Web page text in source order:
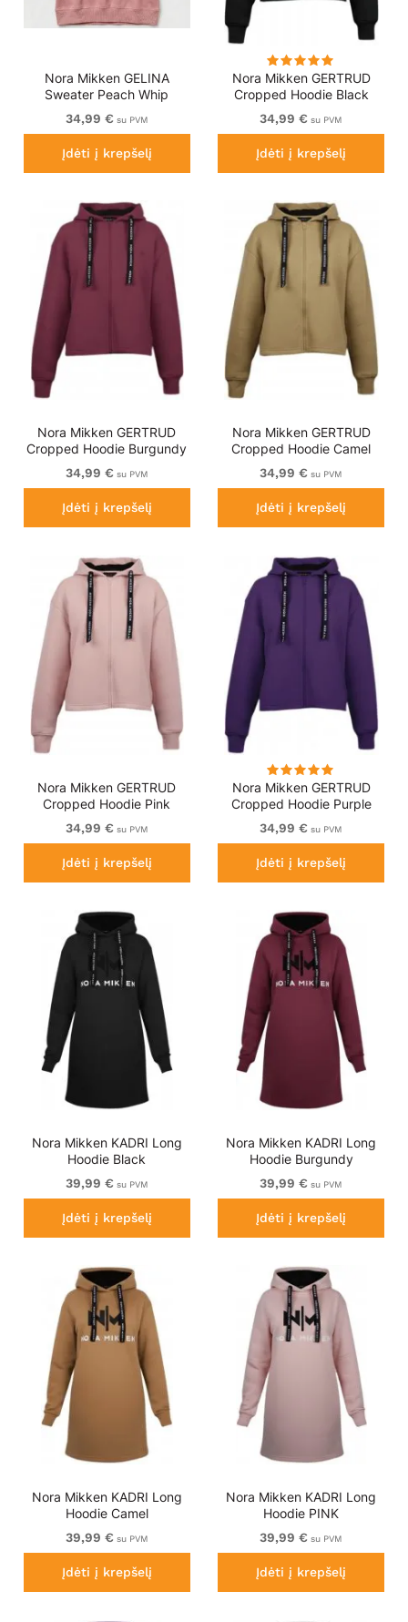
Nora Mikken GELINA
Sweater Peach Whip
34,99 € su PVM
Įdėti į krepšelį
Nora Mikken GERTRUD
Cropped Hoodie Black
34,99 € su PVM
Įdėti į krepšelį
Nora Mikken GERTRUD
Cropped Hoodie Burgundy
34,99 € su PVM
Įdėti į krepšelį
Nora Mikken GERTRUD
Cropped Hoodie Camel
34,99 € su PVM
Įdėti į krepšelį
Nora Mikken GERTRUD
Cropped Hoodie Pink
34,99 € su PVM
Įdėti į krepšelį
Nora Mikken GERTRUD
Cropped Hoodie Purple
34,99 € su PVM
Įdėti į krepšelį
Nora Mikken KADRI Long
Hoodie Black
39,99 € su PVM
Įdėti į krepšelį
Nora Mikken KADRI Long
Hoodie Burgundy
39,99 € su PVM
Įdėti į krepšelį
Nora Mikken KADRI Long
Hoodie Camel
39,99 € su PVM
Įdėti į krepšelį
Nora Mikken KADRI Long
Hoodie PINK
39,99 € su PVM
Įdėti į krepšelį